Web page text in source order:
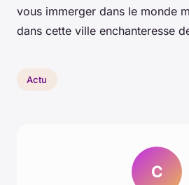
vous immerger dans le monde
dans cette ville enchanteresse
Actu
C